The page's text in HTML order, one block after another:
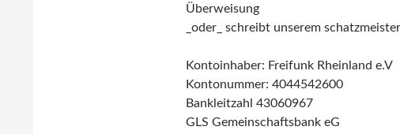
Überweisung
_oder_ schreibt unserem
Kontoinhaber: Freifunk Rheinland e.V
Kontonummer: 4044542600
Bankleitzahl 43060967
GLS Gemeinschaftsbank eG